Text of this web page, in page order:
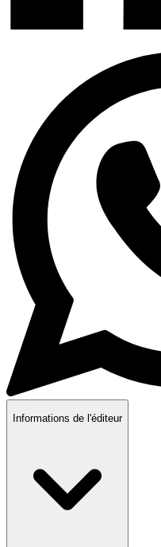
Informations de l'éditeur